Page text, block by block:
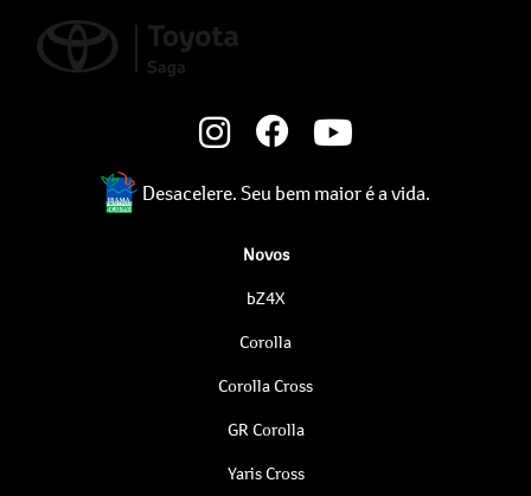
Desacelere. Seu bem maior é a vida.
Novos
bZ4X
Corolla
Corolla Cross
GR Corolla
Yaris Cross